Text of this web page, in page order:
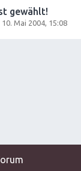
gewählt!
Mai 2004, 15:08